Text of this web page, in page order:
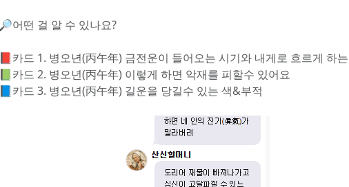
🔎어떤 걸 알 수 있나요?
📕카드 1. 병오년(丙午年) 금전운이 들어오는 시기와 내게로 흐르게 하
📗카드 2. 병오년(丙午年) 이렇게 하면 악재를 피할수 있어요
📘카드 3. 병오년(丙午年) 길운을 당길수 있는 색&부적